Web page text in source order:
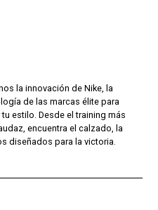
la innovación de Nike, la
de las marcas élite para
estilo. Desde el training más
encuentra el calzado, la
diseñados para la victoria.